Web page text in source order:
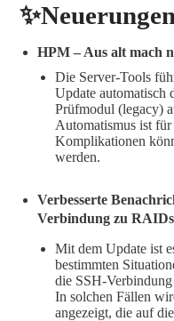
✨Neuerungen
HPM – Aus alt mach
Die Server-Tools
Update
Prüfmodul (legacy)
Automatismus ist
Komplikationen
werden.
Verbesserte
Verbindung zu
Mit dem Update ist
bestimmten
die SSH-
In solchen Fällen
angezeigt, die auf